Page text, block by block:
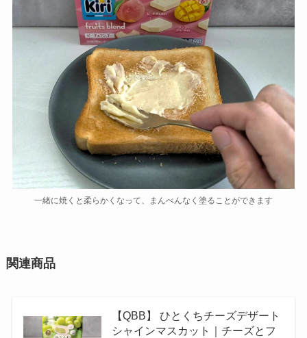
一緒に焼くと柔らかくなって、まんべんなく塗ることができます
関連商品
【QBB】 ひとくちチーズデザート
シャインマスカット｜チーズとフ